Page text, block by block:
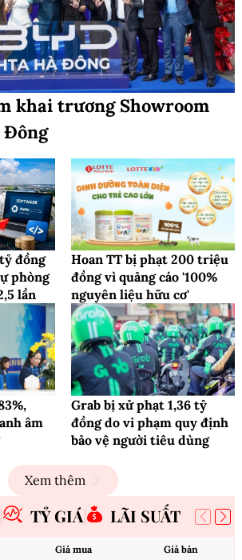
khai trương Showroom
Đông
đồng
phòng
lần
Hoan TT bị phạt 200 triệu
đồng vì quảng cáo '100%
nguyên liệu hữu cơ'
âm
Grab bị xử phạt 1,36 tỷ
đồng do vi phạm quy định
bảo vệ người tiêu dùng
Xem thêm
TỶ GIÁ LÃI SUẤT
Giá mua Giá bán